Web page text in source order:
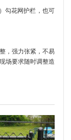
勾花网护栏，也可
，强力张紧，不易
场要求随时调整造